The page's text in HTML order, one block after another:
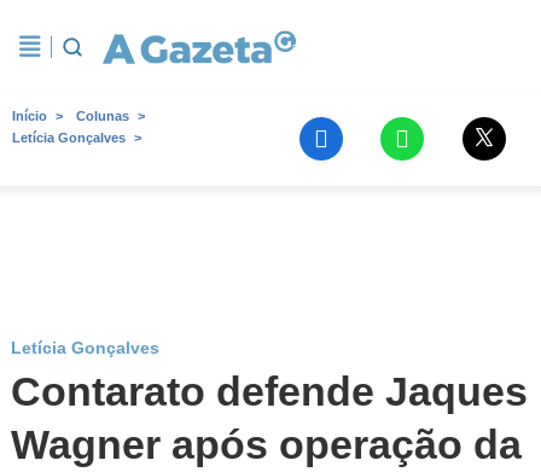
Início
Colunas
Letícia Gonçalves
Letícia Gonçalves
Contarato defende Jaques
Wagner após operação da